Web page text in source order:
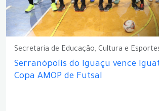
Secretaria de Educação, Cultura e
Serranópolis do Iguaçu vence
Copa AMOP de Futsal